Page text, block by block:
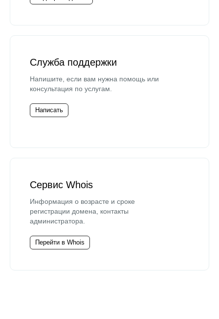
Служба поддержки
Напишите, если вам нужна помощь или
консультация по услугам.
Написать
Сервис Whois
Информация о возрасте и сроке
регистрации домена, контакты
администратора.
Перейти в Whois